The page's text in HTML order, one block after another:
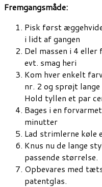
Fremgangsmåde:
Pisk først
i lidt af gangen
Del massen i 4
evt. smag heri
Kom hver enkelt
nr. 2 og sprøjt
Hold tyllen et par
Bages i en
minutter
Lad strimlerne køle
Knus nu de lange
passende størrelse.
Opbevares med
patentglas.